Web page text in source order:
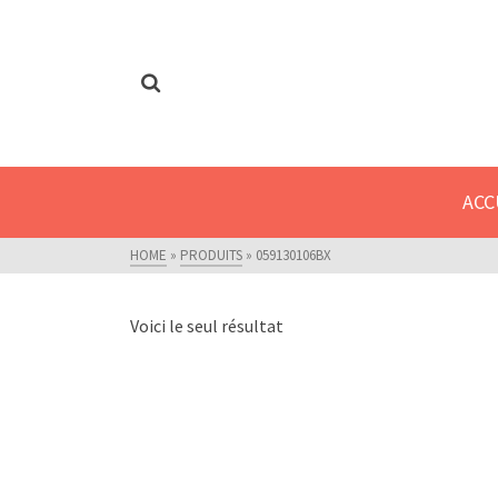
HOME » PRODUITS » 059130106BX
Voici le seul résultat
Fermeture estivale - Nous serons